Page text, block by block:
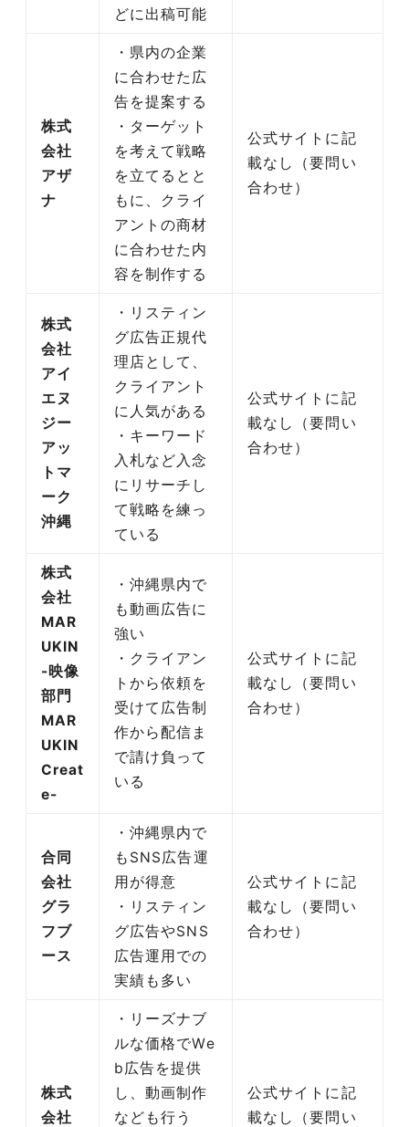
どに出稿可能
株式
会社
アザ
ナ
・県内の企業
に合わせた広
告を提案する
・ターゲット
を考えて戦略
を立てるとと
もに、クライ
アントの商材
に合わせた内
容を制作する
公式サイトに記
載なし（要問い
合わせ）
株式
会社
アイ
エヌ
ジー
アッ
トマ
ーク
沖縄
・リスティン
グ広告正規代
理店として、
クライアント
に人気がある
・キーワード
入札など入念
にリサーチし
て戦略を練っ
ている
公式サイトに記
載なし（要問い
合わせ）
株式
会社
MAR
UKIN
-映像
部門
MAR
UKIN
Creat
e-
・沖縄県内で
も動画広告に
強い
・クライアン
トから依頼を
受けて広告制
作から配信ま
で請け負って
いる
公式サイトに記
載なし（要問い
合わせ）
合同
会社
グラ
フブ
ース
・沖縄県内で
もSNS広告運
用が得意
・リスティン
グ広告やSNS
広告運用での
実績も多い
公式サイトに記
載なし（要問い
合わせ）
株式
会社
・リーズナブ
ルな価格でWe
b広告を提供
し、動画制作
なども行う
公式サイトに記
載なし（要問い